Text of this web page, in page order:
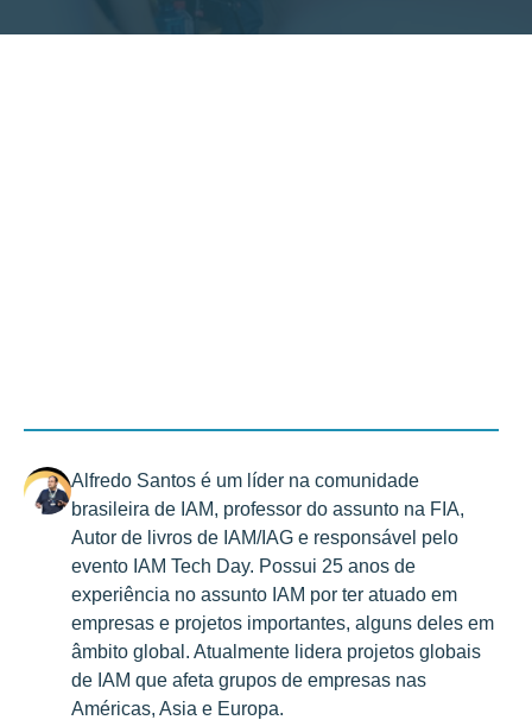
Alfredo Santos é um líder na comunidade
brasileira de IAM, professor do assunto na FIA,
Autor de livros de IAM/IAG e responsável pelo
evento IAM Tech Day. Possui 25 anos de
experiência no assunto IAM por ter atuado em
empresas e projetos importantes, alguns deles em
âmbito global. Atualmente lidera projetos globais
de IAM que afeta grupos de empresas nas
Américas, Asia e Europa.